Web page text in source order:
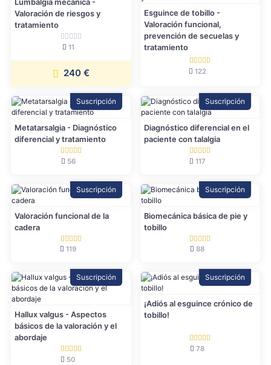
Lumbalgia mecánica -
Valoración de riesgos y
tratamiento
11
240 €
Esguince de tobillo -
Valoración funcional,
prevención de secuelas y
tratamiento
122
Suscripción
Metatarsalgia - Diagnóstico
diferencial y tratamiento
56
Suscripción
Diagnóstico diferencial en el
paciente con talalgia
117
Suscripción
Valoración funcional de la
cadera
119
Suscripción
Biomecánica básica de pie y
tobillo
88
Suscripción
Hallux valgus - Aspectos
básicos de la valoración y el
abordaje
50
Suscripción
¡Adiós al esguince crónico de
tobillo!
78